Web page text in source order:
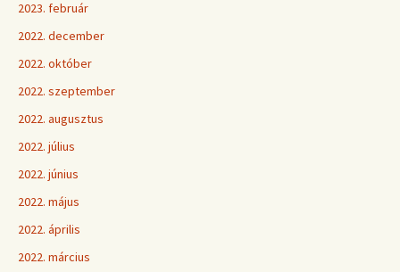
2023. február
2022. december
2022. október
2022. szeptember
2022. augusztus
2022. július
2022. június
2022. május
2022. április
2022. március